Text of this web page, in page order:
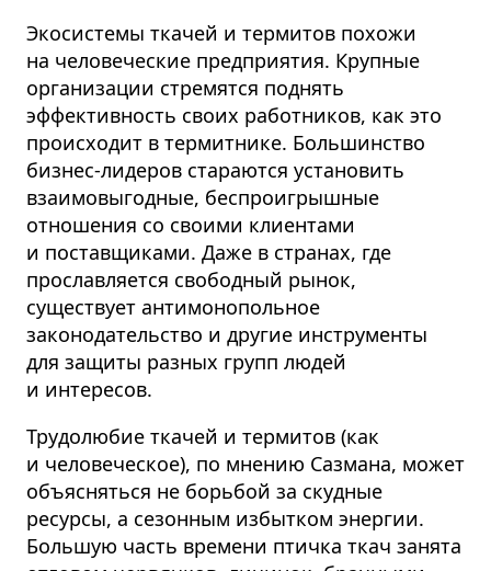
Экосистемы ткачей и термитов похожи
на человеческие предприятия. Крупные
организации стремятся поднять
эффективность своих работников, как это
происходит в термитнике. Большинство
бизнес-лидеров стараются установить
взаимовыгодные, беспроигрышные
отношения со своими клиентами
и поставщиками. Даже в странах, где
прославляется свободный рынок,
существует антимонопольное
законодательство и другие инструменты
для защиты разных групп людей
и интересов.
Трудолюбие ткачей и термитов (как
и человеческое), по мнению Сазмана, может
объясняться не борьбой за скудные
ресурсы, а сезонным избытком энергии.
Большую часть времени птичка ткач занята